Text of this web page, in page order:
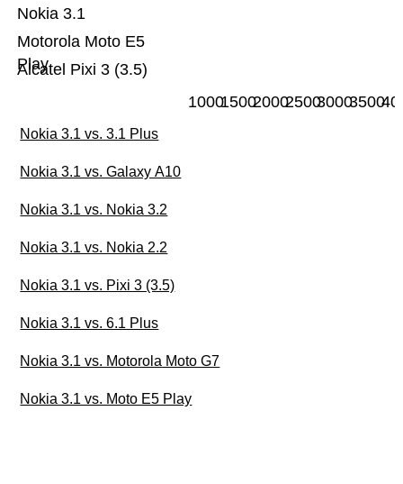
Alcatel Pixi 3 (3.5)
Motorola Moto E5
Play
Nokia 3.1
100015002000250030003500
Nokia 3.1 vs. 3.1 Plus
Nokia 3.1 vs. Galaxy A10
Nokia 3.1 vs. Nokia 3.2
Nokia 3.1 vs. Nokia 2.2
Nokia 3.1 vs. Pixi 3 (3.5)
Nokia 3.1 vs. 6.1 Plus
Nokia 3.1 vs. Motorola Moto G7
Nokia 3.1 vs. Moto E5 Play